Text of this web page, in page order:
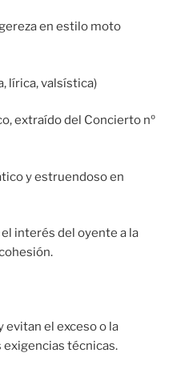
en estilo moto
lírica, valsística)
extraído del Concierto nº
y estruendoso en
interés del oyente a la
evitan el exceso o la
exigencias técnicas.